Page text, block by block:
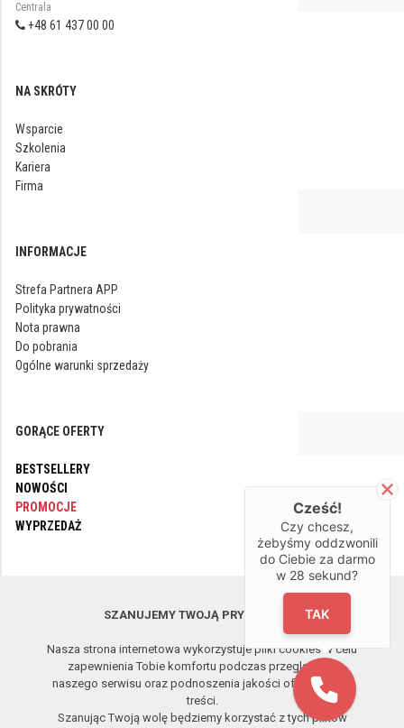
Centrala
+48 61 437 00 00
NA SKRÓTY
Wsparcie
Szkolenia
Kariera
Firma
INFORMACJE
Strefa Partnera APP
Polityka prywatności
Nota prawna
Do pobrania
Ogólne warunki sprzedaży
GORĄCE OFERTY
BESTSELLERY
NOWOŚCI
PROMOCJE
WYPRZEDAŻ
Copyright © 2017-2026 APP Sp. z o.o. All rights reserved.
2.26.08.07
Zdalna pomoc
SZANUJEMY TWOJĄ PRYWATNOŚĆ
Nasza strona internetowa wykorzystuje pliki cookies w celu
zapewnienia Tobie komfortu podczas przeglądania
naszego serwisu oraz podnoszenia jakości oferowanych
treści.
Szanując Twoją wolę będziemy korzystać z tych plików
Cześć!
Czy chcesz,
żebyśmy oddzwonili
do Ciebie za darmo
w 28 sekund?
TAK